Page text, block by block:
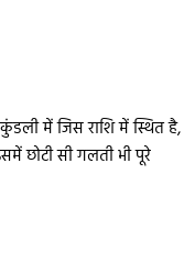
में जिस राशि में स्थित है,
छोटी सी गलती भी पूरे